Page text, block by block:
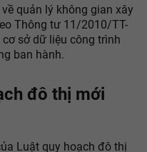
quản lý không gian xây
Thông tư 11/2010/TT-
sở dữ liệu công trình
ban hành.
đô thị mới
Luật quy hoạch đô thị